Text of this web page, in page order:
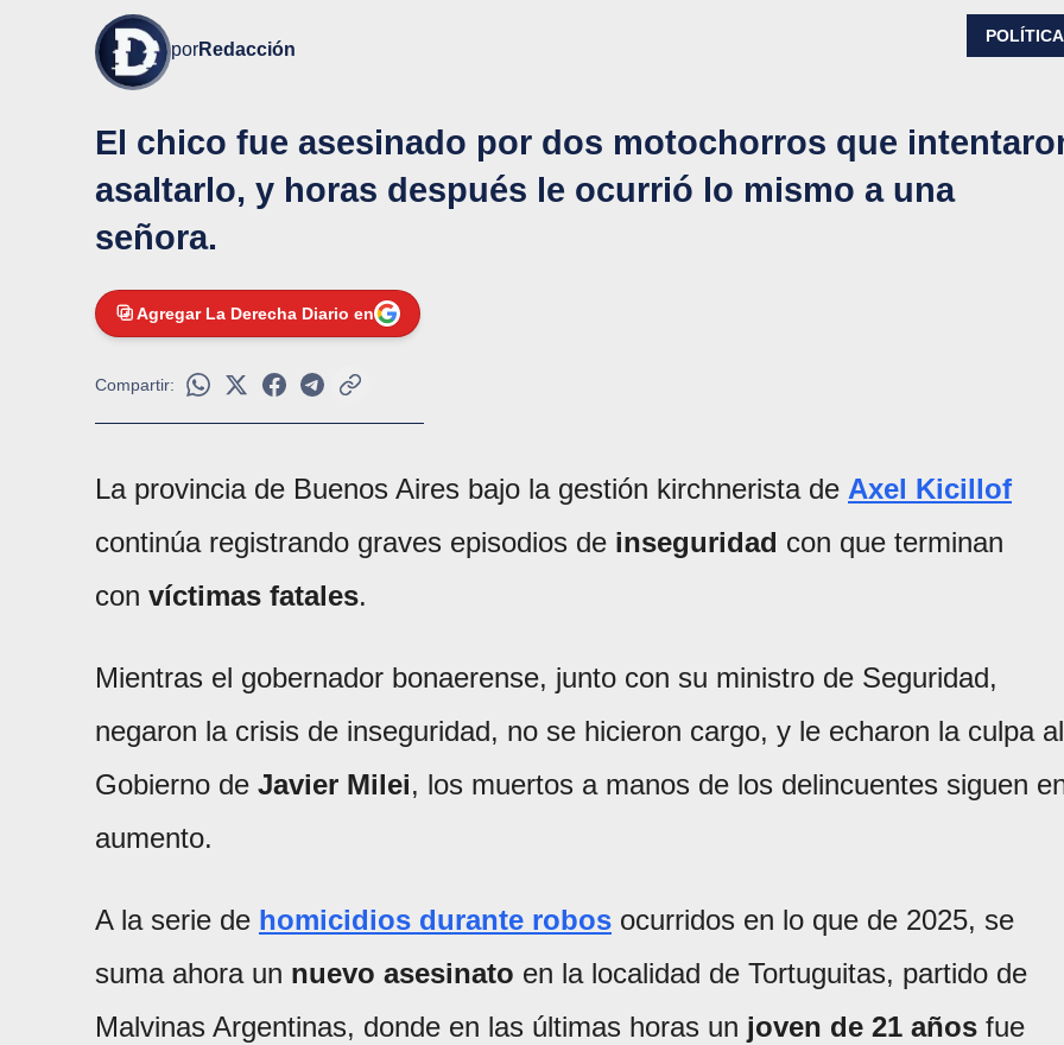
porRedacción
POLÍTICA
El chico fue asesinado por dos motochorros que
asaltarlo, y horas después le ocurrió lo mismo a una
señora.
Agregar La Derecha Diario en
Compartir:
La provincia de Buenos Aires bajo la gestión kirchnerista de Axel Kicillof
continúa registrando graves episodios de inseguridad con que terminan
con víctimas fatales.
Mientras el gobernador bonaerense, junto con su ministro de Seguridad,
negaron la crisis de inseguridad, no se hicieron cargo, y le echaron la culpa al
Gobierno de Javier Milei, los muertos a manos de los delincuentes siguen
aumento.
A la serie de homicidios durante robos ocurridos en lo que de 2025, se
suma ahora un nuevo asesinato en la localidad de Tortuguitas, partido de
Malvinas Argentinas, donde en las últimas horas un joven de 21 años fue